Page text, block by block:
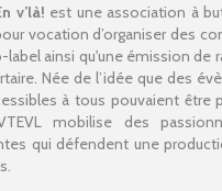
v’là! est une association à
vocation d’organiser des
label ainsi qu'une émission de
Née de l’idée que des
à tous pouvaient être
mobilise des
qui défendent une